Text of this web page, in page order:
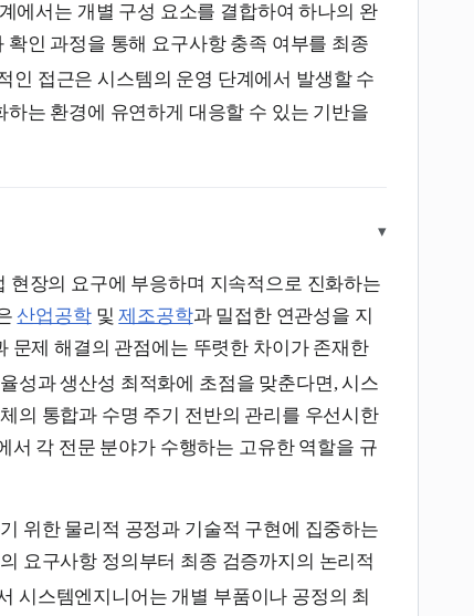
에서는 개별 구성 요소를 결합하여 하나의 완
인 과정을 통해 요구사항 충족 여부를 최종
인 접근은 시스템의 운영 단계에서 발생할 수
는 환경에 유연하게 대응할 수 있는 기반을
▾
현장의 요구에 부응하며 지속적으로 진화하는
산업공학및제조공학과 밀접한 연관성을 지
문제 해결의 관점에는 뚜렷한 차이가 존재한
성과 생산성 최적화에 초점을 맞춘다면, 시스
의 통합과 수명 주기 전반의 관리를 우선시한
서 각 전문 분야가 수행하는 고유한 역할을 규
위한 물리적 공정과 기술적 구현에 집중하는
요구사항 정의부터 최종 검증까지의 논리적
시스템엔지니어는 개별 부품이나 공정의 최